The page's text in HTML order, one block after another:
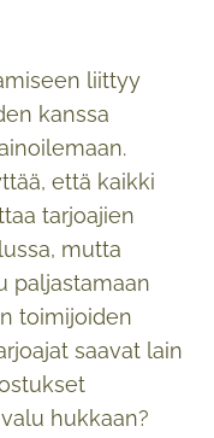
liittyy
kanssa
että kaikki
tarjoajien
mutta
paljastamaan
toimijoiden
saavat lain
hukkaan?